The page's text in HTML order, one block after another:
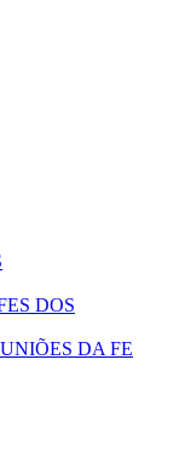
DOS
DA FE